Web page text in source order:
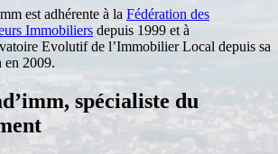
est adhérente à la Fédération des
Immobiliers depuis 1999 et à
Evolutif de l’Immobilier Local depuis sa
en 2009.
spécialiste du